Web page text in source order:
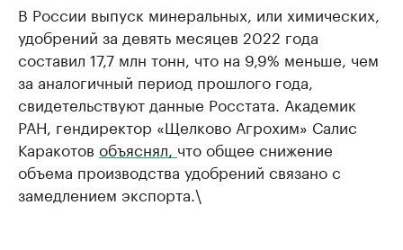
В России выпуск минеральных, или химических,
удобрений за девять месяцев 2022 года
составил 17,7 млн тонн, что на 9,9% меньше, чем
за аналогичный период прошлого года,
свидетельствуют данные Росстата. Академик
РАН, гендиректор «Щелково Агрохим» Салис
Каракотов объяснял, что общее снижение
объема производства удобрений связано с
замедлением экспорта.\